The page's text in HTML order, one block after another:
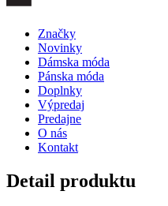
Značky
Novinky
Dámska móda
Pánska móda
Doplnky
Výpredaj
Predajne
O nás
Kontakt
Detail produktu